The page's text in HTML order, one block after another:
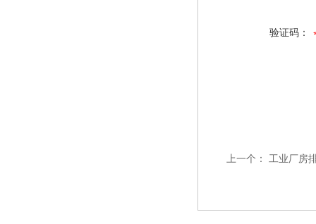
验证码：
上一个： 工业厂房